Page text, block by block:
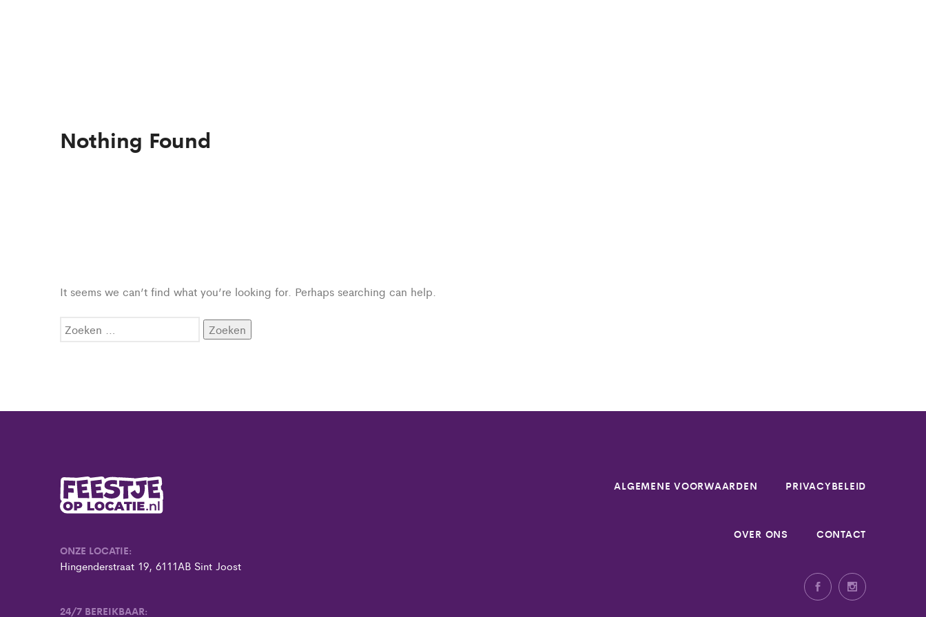
Nothing Found
It seems we can’t find what you’re looking for. Perhaps searching can help.
Zoeken
ONZE LOCATIE:
Hingenderstraat 19, 6111AB Sint Joost
24/7 BEREIKBAAR:
ALGEMENE VOORWAARDEN PRIVACYBELEID
OVER ONS CONTACT